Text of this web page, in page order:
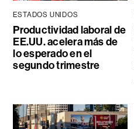
ESTADOS UNIDOS
Productividad laboral de
EE.UU. acelera más de
lo esperado en el
segundo trimestre